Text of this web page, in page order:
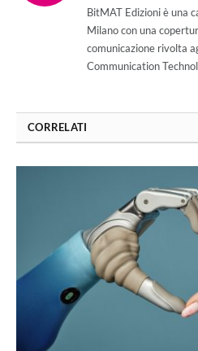
BitMAT Edizioni è una
Milano con una
comunicazione rivolta
Communication
CORRELATI